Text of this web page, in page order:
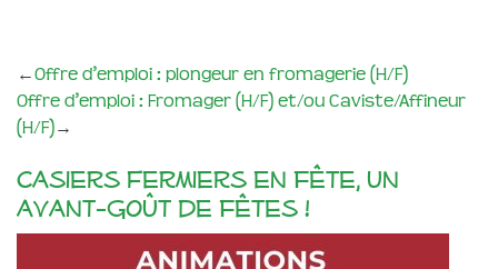
←Offre d’emploi : plongeur en fromagerie (H/F)
Offre d’emploi : Fromager (H/F) et/ou Caviste/Affineur
(H/F)→
Casiers Fermiers en fête, un
avant-goût de fêtes !